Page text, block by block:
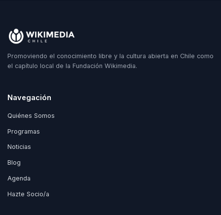
Promoviendo el conocimiento libre y la cultura abierta en Chile como
el capítulo local de la Fundación Wikimedia.
Navegación
Quiénes Somos
Programas
Noticias
Blog
Agenda
Hazte Socio/a